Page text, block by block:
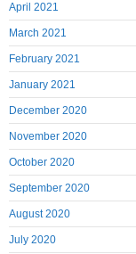
April 2021
March 2021
February 2021
January 2021
December 2020
November 2020
October 2020
September 2020
August 2020
July 2020